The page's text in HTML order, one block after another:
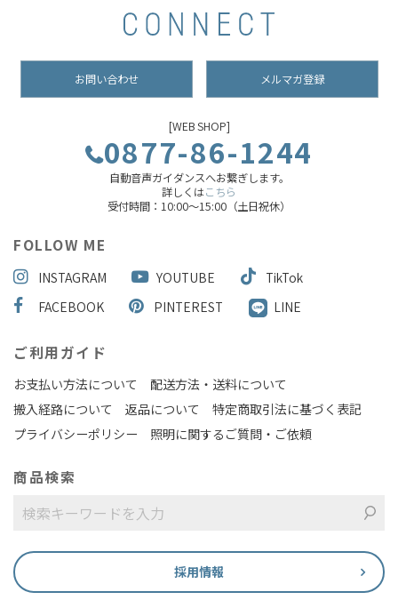
お問い合わせ メルマガ登録
[WEB SHOP]
0877-86-1244
自動音声ガイダンスへお繋ぎします。
詳しくはこちら
受付時間：10:00～15:00（土日祝休）
FOLLOW ME
INSTAGRAM YOUTUBE
TikTok
FACEBOOK
PINTEREST LINE
ご利用ガイド
お支払い方法について
配送方法・送料について
搬入経路について
返品について
特定商取引法に基づく表記
プライバシーポリシー
照明に関するご質問・ご依頼
商品検索
採用情報